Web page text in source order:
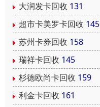
大润发卡回收 131
超市卡美罗卡回收 145
苏州卡券回收 158
瑞祥卡回收 145
杉德欧尚卡回收 159
利金卡回收 161